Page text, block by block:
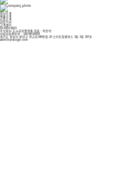
회사소개
제품소개
인증소개
관련기사
고객센터
02-6953-4823
주식회사 도시공유플랫폼 대표 : 박진석
사업자등록번호 : 160-88-00993
경기도 성남시 분당구 판교로289번길 20 스타트업캠퍼스 3동 3층 307호
admin@aissgo.com